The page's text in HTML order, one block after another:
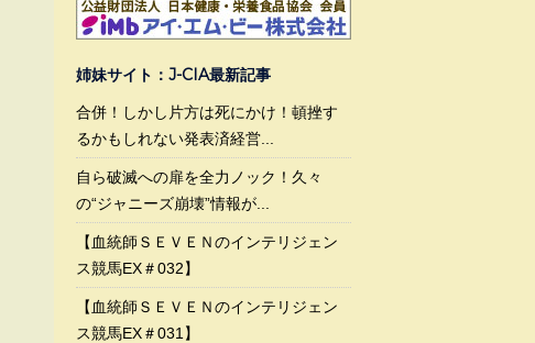
姉妹サイト：J-CIA最新記事
合併！しかし片方は死にかけ！頓挫す
るかもしれない発表済経営...
自ら破滅への扉を全力ノック！久々
の“ジャニーズ崩壊”情報が...
【血統師ＳＥＶＥＮのインテリジェン
ス競馬EX＃032】
【血統師ＳＥＶＥＮのインテリジェン
ス競馬EX＃031】